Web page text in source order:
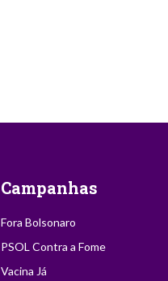
Campanhas
Fora Bolsonaro
PSOL Contra a Fome
Vacina Já